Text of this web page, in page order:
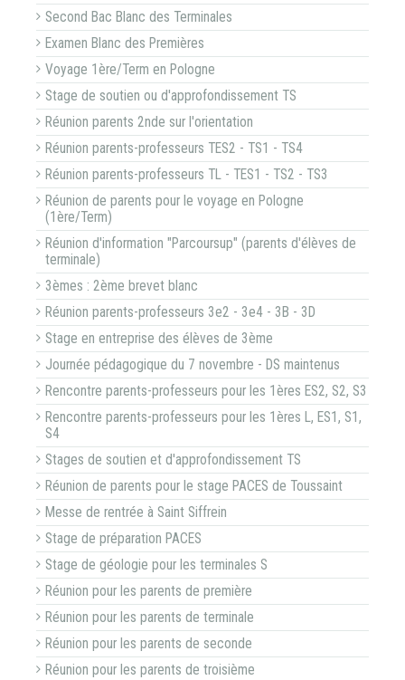
Second Bac Blanc des Terminales
Examen Blanc des Premières
Voyage 1ère/Term en Pologne
Stage de soutien ou d'approfondissement TS
Réunion parents 2nde sur l'orientation
Réunion parents-professeurs TES2 - TS1 - TS4
Réunion parents-professeurs TL - TES1 - TS2 - TS3
Réunion de parents pour le voyage en Pologne
(1ère/Term)
Réunion d'information "Parcoursup" (parents d'élèves de
terminale)
3èmes : 2ème brevet blanc
Réunion parents-professeurs 3e2 - 3e4 - 3B - 3D
Stage en entreprise des élèves de 3ème
Journée pédagogique du 7 novembre - DS maintenus
Rencontre parents-professeurs pour les 1ères ES2, S2, S3
Rencontre parents-professeurs pour les 1ères L, ES1, S1,
S4
Stages de soutien et d'approfondissement TS
Réunion de parents pour le stage PACES de Toussaint
Messe de rentrée à Saint Siffrein
Stage de préparation PACES
Stage de géologie pour les terminales S
Réunion pour les parents de première
Réunion pour les parents de terminale
Réunion pour les parents de seconde
Réunion pour les parents de troisième